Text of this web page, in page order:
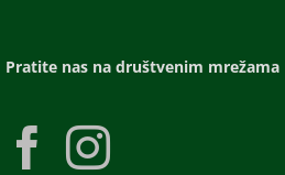
Pratite nas na društvenim mrežama